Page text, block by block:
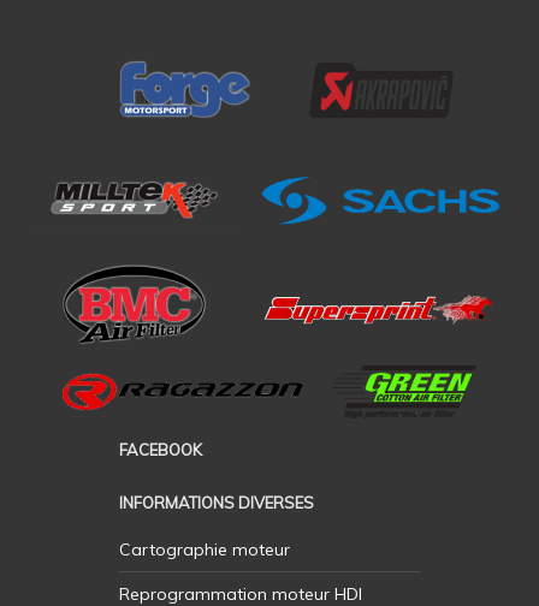
FACEBOOK
INFORMATIONS DIVERSES
Cartographie moteur
Reprogrammation moteur HDI